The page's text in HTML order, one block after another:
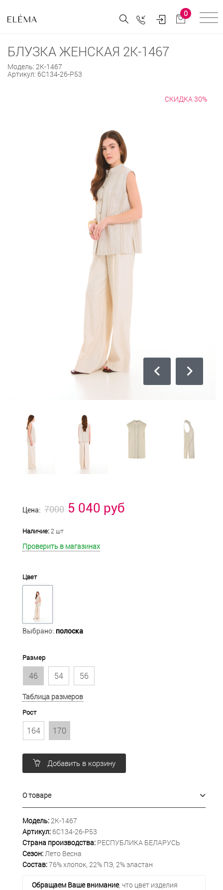
0
БЛУЗКА ЖЕНСКАЯ 2К-1467
Модель: 2К-1467
Артикул: 6С134-26-Р53
СКИДКА 30%
Цена: 7000 5 040 руб
Наличие:2 шт
Проверить в магазинах
Цвет
Выбрано: полоска
Размер
46 54 56
Таблица размеров
Рост
164 170
Добавить в корзину
О товаре
Модель:2К-1467
Артикул: 6С134-26-Р53
Страна производства: РЕСПУБЛИКА БЕЛАРУСЬ
Сезон:Лето Весна
Состав:76% хлопок, 22% ПЭ, 2% эластан
Обращаем Ваше внимание, что цвет изделия